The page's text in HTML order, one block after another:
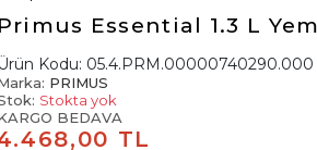
Essential 1.3 L
Kodu: 05.4.PRM.00000740290.000
PRIMUS
Stokta yok
BEDAVA
TL